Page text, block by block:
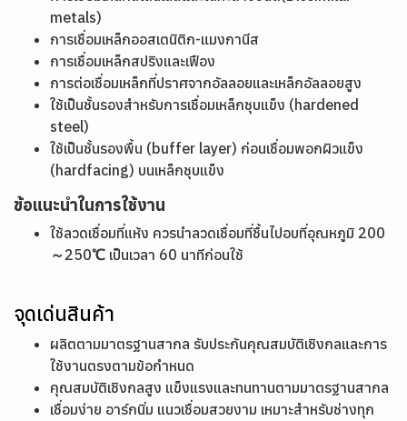
metals)
การเชื่อมเหล็กออสเตนิติก-แมงกานีส
การเชื่อมเหล็กสปริงและเฟือง
การต่อเชื่อมเหล็กที่ปราศจากอัลลอยและเหล็กอัลลอยสูง
ใช้เป็นชั้นรองสำหรับการเชื่อมเหล็กชุบแข็ง (hardened
steel)
ใช้เป็นชั้นรองพื้น (buffer layer) ก่อนเชื่อมพอกผิวแข็ง
(hardfacing) บนเหล็กชุบแข็ง
ข้อแนะนำในการใช้งาน
ใช้ลวดเชื่อมที่แห้ง ควรนำลวดเชื่อมที่ชื้นไปอบที่อุณหภูมิ 200
～250℃ เป็นเวลา 60 นาทีก่อนใช้
จุดเด่นสินค้า
ผลิตตามมาตรฐานสากล รับประกันคุณสมบัติเชิงกลและการ
ใช้งานตรงตามข้อกำหนด
คุณสมบัติเชิงกลสูง แข็งแรงและทนทานตามมาตรฐานสากล
เชื่อมง่าย อาร์กนิ่ม แนวเชื่อมสวยงาม เหมาะสำหรับช่างทุก